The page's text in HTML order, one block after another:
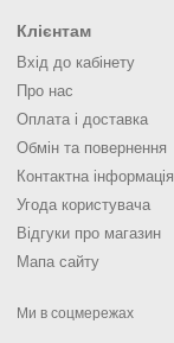
Клієнтам
Вхід до кабінету
Про нас
Оплата і доставка
Обмін та повернення
Контактна інформація
Угода користувача
Відгуки про магазин
Мапа сайту
Ми в соцмережах